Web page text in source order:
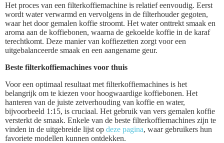
Het proces van een filterkoffiemachine is relatief eenvoudig. Eerst
wordt water verwarmd en vervolgens in de filterhouder gegoten,
waar het door gemalen koffie stroomt. Het water onttrekt smaak en
aroma aan de koffiebonen, waarna de gekoelde koffie in de karaf
terechtkomt. Deze manier van koffiezetten zorgt voor een
uitgebalanceerde smaak en een aangename geur.
Beste filterkoffiemachines voor thuis
Voor een optimaal resultaat met filterkoffiemachines is het
belangrijk om te kiezen voor hoogwaardige koffiebonen. Het
hanteren van de juiste zetverhouding van koffie en water,
bijvoorbeeld 1:15, is cruciaal. Het gebruik van vers gemalen koffie
versterkt de smaak. Enkele van de beste filterkoffiemachines zijn te
vinden in de uitgebreide lijst op deze pagina, waar gebruikers hun
favoriete modellen kunnen ontdekken.